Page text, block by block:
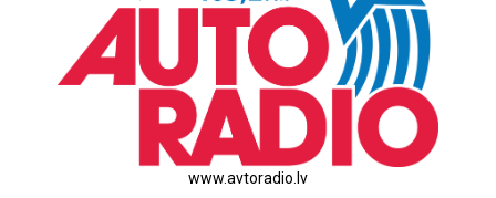
www.avtoradio.lv